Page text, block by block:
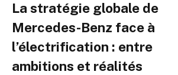
La stratégie globale de
Mercedes-Benz face à
l’électrification : entre
ambitions et réalités